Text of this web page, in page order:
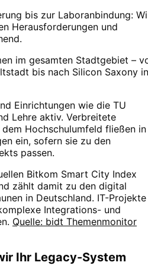
bis zur Laboranbindung:
Herausforderungen und
im gesamten Stadtgebiet –
bis nach Silicon Saxony in
Einrichtungen wie die TU
Lehre aktiv. Verbreitete
Hochschulumfeld fließen in
ein, sofern sie zu den
passen.
Bitkom Smart City Index
zählt damit zu den digital
in Deutschland. IT-Projekte
Integrations- und
Quelle: bidt Themenmonitor
Ihr Legacy-System